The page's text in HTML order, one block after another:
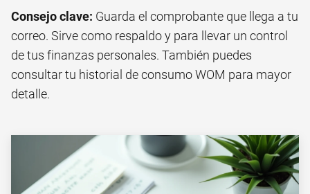
Consejo clave: Guarda el comprobante que llega a tu
correo. Sirve como respaldo y para llevar un control
de tus finanzas personales. También puedes
consultar tu historial de consumo WOM para mayor
detalle.